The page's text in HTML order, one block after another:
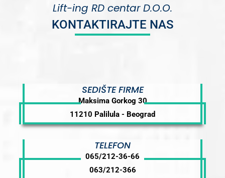
Lift-ing RD centar D.O.O.
KONTAKTIRAJTE NAS
SEDIŠTE FIRME
Maksima Gorkog 30
11210 Palilula - Beograd
TELEFON
065/212-36-66
063/212-366